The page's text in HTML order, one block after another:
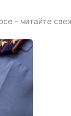
- читайте